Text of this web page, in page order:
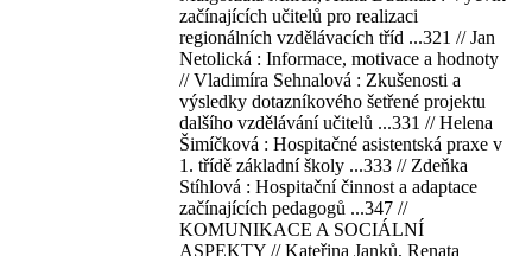
začínajících učitelů pro realizaci
regionálních vzdělávacích tříd ...321 // Jan
Netolická : Informace, motivace a hodnoty
// Vladimíra Sehnalová : Zkušenosti a
výsledky dotazníkového šetřené projektu
dalšího vzdělávání učitelů ...331 // Helena
Šimíčková : Hospitačné asistentská praxe v
1. třídě základní školy ...333 // Zdeňka
Stíhlová : Hospitační činnost a adaptace
začínajících pedagogů ...347 //
KOMUNIKACE A SOCIÁLNÍ
ASPEKTY // Kateřina Janků, Renata